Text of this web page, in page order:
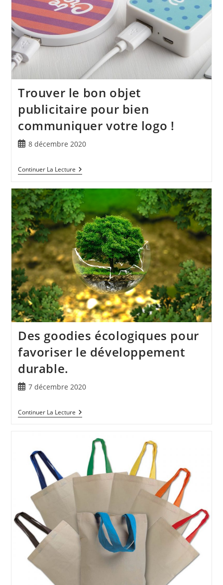
Trouver le bon objet
publicitaire pour bien
communiquer votre logo !
8 décembre 2020
Continuer La Lecture
Des goodies écologiques pour
favoriser le développement
durable.
7 décembre 2020
Continuer La Lecture